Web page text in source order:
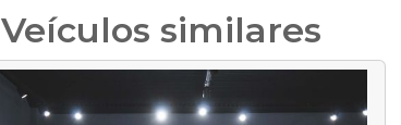
Veículos similares